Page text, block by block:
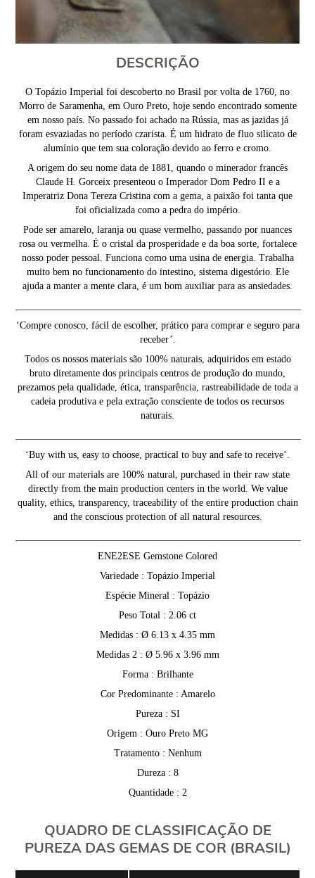
DESCRIÇÃO
O Topázio Imperial foi descoberto no Brasil por volta de 1760, no
Morro de Saramenha, em Ouro Preto, hoje sendo encontrado somente
em nosso país. No passado foi achado na Rússia, mas as jazidas já
foram esvaziadas no período czarista. É um hidrato de fluo silicato de
alumínio que tem sua coloração devido ao ferro e cromo.
A origem do seu nome data de 1881, quando o minerador francês
Claude H. Gorceix presenteou o Imperador Dom Pedro II e a
Imperatriz Dona Tereza Cristina com a gema, a paixão foi tanta que
foi oficializada como a pedra do império.
Pode ser amarelo, laranja ou quase vermelho, passando por nuances
rosa ou vermelha. É o cristal da prosperidade e da boa sorte, fortalece
nosso poder pessoal. Funciona como uma usina de energia. Trabalha
muito bem no funcionamento do intestino, sistema digestório. Ele
ajuda a manter a mente clara, é um bom auxiliar para as ansiedades.
‘Compre conosco, fácil de escolher, prático para comprar e seguro para
receber’.
Todos os nossos materiais são 100% naturais, adquiridos em estado
bruto diretamente dos principais centros de produção do mundo,
prezamos pela qualidade, ética, transparência, rastreabilidade de toda a
cadeia produtiva e pela extração consciente de todos os recursos
naturais.
‘Buy with us, easy to choose, practical to buy and safe to receive’.
All of our materials are 100% natural, purchased in their raw state
directly from the main production centers in the world. We value
quality, ethics, transparency, traceability of the entire production chain
and the conscious protection of all natural resources.
ENE2ESE Gemstone Colored
Variedade : Topázio Imperial
Espécie Mineral : Topázio
Peso Total : 2.06 ct
Medidas : Ø 6.13 x 4.35 mm
Medidas 2 : Ø 5.96 x 3.96 mm
Forma : Brilhante
Cor Predominante : Amarelo
Pureza : SI
Origem : Ouro Preto MG
Tratamento : Nenhum
Dureza : 8
Quantidade : 2
QUADRO DE CLASSIFICAÇÃO DE
PUREZA DAS GEMAS DE COR (BRASIL)